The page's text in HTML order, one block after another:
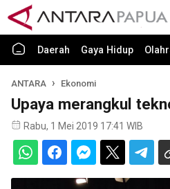
Daerah Gaya Hidup
ANTARA Ekonomi
Upaya merangkul
Rabu, 1 Mei 2019 17:41 WIB